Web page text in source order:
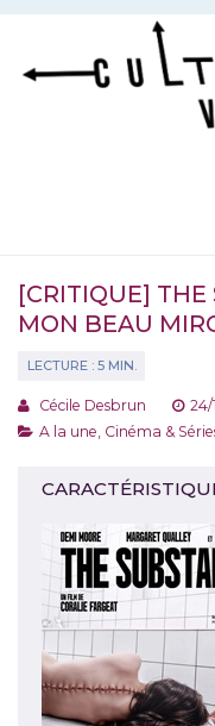
Aller
contenu
[CRITIQUE] THE
MON BEAU
Cécile Desbrun
24/
A la une Cinéma &